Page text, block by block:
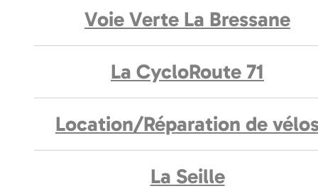
Voie Verte La Bressane
La CycloRoute 71
Location/Réparation de
La Seille